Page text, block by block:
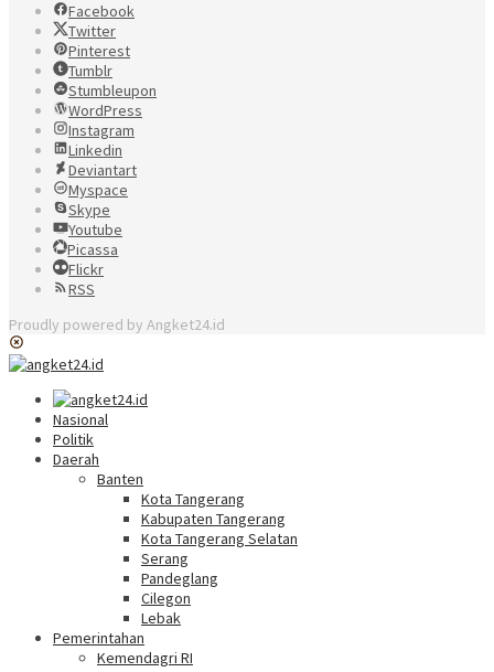
Facebook
Twitter
Pinterest
Tumblr
Stumbleupon
WordPress
Instagram
Linkedin
Deviantart
Myspace
Skype
Youtube
Picassa
Flickr
RSS
Proudly powered by Angket24.id
Nasional
Politik
Daerah
Banten
Kota Tangerang
Kabupaten Tangerang
Kota Tangerang Selatan
Serang
Pandeglang
Cilegon
Lebak
Pemerintahan
Kemendagri RI